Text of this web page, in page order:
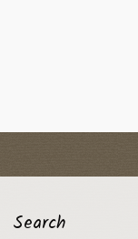
Search